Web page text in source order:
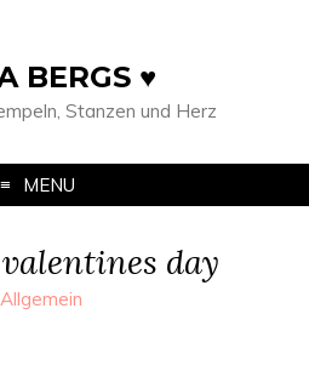
BERGS ♥
Stanzen und Herz
MENU
day
Allgemein